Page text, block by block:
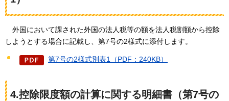
外国において課された外国の法人税等の額を法人税割額から控除
しようとする場合に記載し、第7号の2様式に添付します。
第7号の2様式別表1（PDF：240KB）
4.控除限度額の計算に関する明細書（第7号の